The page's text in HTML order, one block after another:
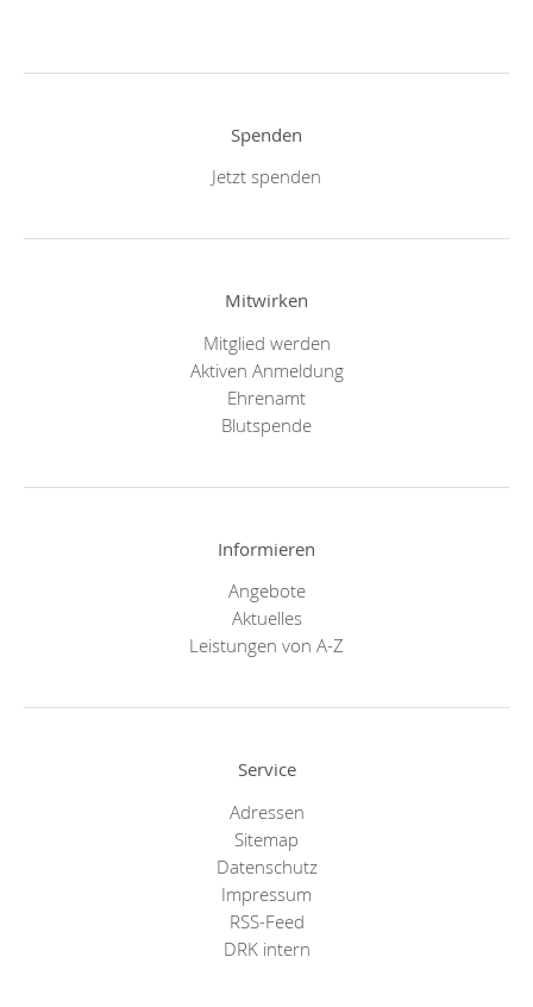
Spenden
Jetzt spenden
Mitwirken
Mitglied werden
Aktiven Anmeldung
Ehrenamt
Blutspende
Informieren
Angebote
Aktuelles
Leistungen von A-Z
Service
Adressen
Sitemap
Datenschutz
Impressum
RSS-Feed
DRK intern